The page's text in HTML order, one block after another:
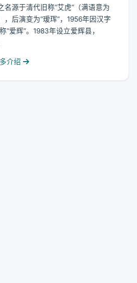
名源于清代旧称“艾虎”（满语意为
，后演变为“瑷珲”，1956年因汉字
“爱辉”。1983年设立爱辉县，
介绍